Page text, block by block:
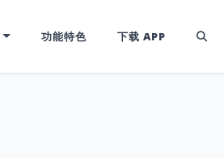
功能特色 下载 APP